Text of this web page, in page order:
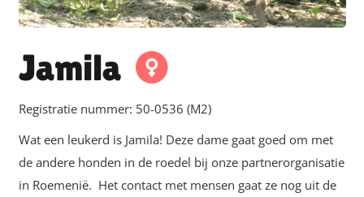
Jamila
Registratie nummer: 50-0536 (M2)
Wat een leukerd is Jamila! Deze dame gaat goed om met
de andere honden in de roedel bij onze partnerorganisatie
in Roemenië. Het contact met mensen gaat ze nog uit de